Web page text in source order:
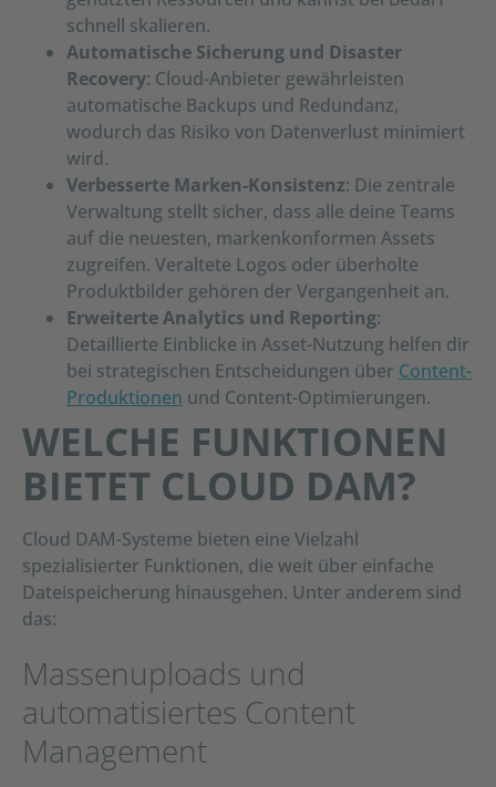
schnell skalieren.
Automatische Sicherung und Disaster
Recovery: Cloud-Anbieter gewährleisten
automatische Backups und Redundanz,
wodurch das Risiko von Datenverlust minimiert
wird.
Verbesserte Marken-Konsistenz: Die zentrale
Verwaltung stellt sicher, dass alle deine Teams
auf die neuesten, markenkonformen Assets
zugreifen. Veraltete Logos oder überholte
Produktbilder gehören der Vergangenheit an.
Erweiterte Analytics und Reporting:
Detaillierte Einblicke in Asset-Nutzung helfen dir
bei strategischen Entscheidungen über Content-
Produktionen und Content-Optimierungen.
WELCHE FUNKTIONEN
BIETET CLOUD DAM?
Cloud DAM-Systeme bieten eine Vielzahl
spezialisierter Funktionen, die weit über einfache
Dateispeicherung hinausgehen. Unter anderem sind
das:
Massenuploads und
automatisiertes Content
Management